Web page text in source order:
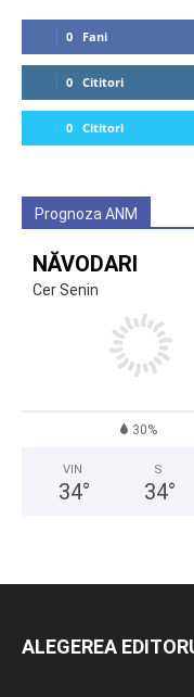
0 Fani
0 Cititori
0 Cititori
Prognoza ANM
NĂVODARI
Cer Senin
30%
VIN
34°
S
34°
ALEGEREA